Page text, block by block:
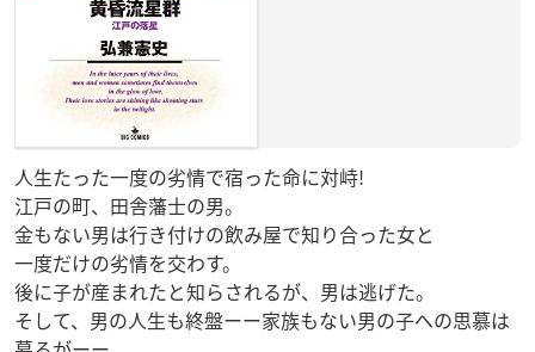
人生たった一度の劣情で宿った命に対峙!
江戸の町、田舎藩士の男。
金もない男は行き付けの飲み屋で知り合った女と
一度だけの劣情を交わす。
後に子が産まれたと知らされるが、男は逃げた。
そして、男の人生も終盤ーー家族もない男の子への思慕は